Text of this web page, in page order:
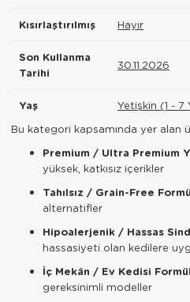
Kısırlaştırılmış Hayır
Son Kullanma
Tarihi
30.11.2026
Yaş
Yetişkin (1 - 7
Bu kategori kapsamında yer alan
Premium / Ultra Premium
yüksek, katkısız içerikler
Tahılsız / Grain-Free
alternatifler
Hipoalerjenik / Hassas
hassasiyeti olan kedilere
İç Mekân / Ev Kedisi
gereksinimli modeller